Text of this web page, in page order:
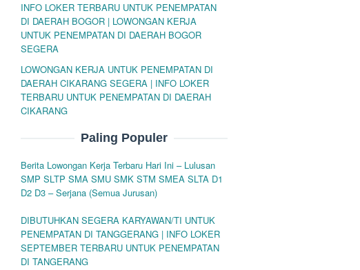
INFO LOKER TERBARU UNTUK PENEMPATAN
DI DAERAH BOGOR | LOWONGAN KERJA
UNTUK PENEMPATAN DI DAERAH BOGOR
SEGERA
LOWONGAN KERJA UNTUK PENEMPATAN DI
DAERAH CIKARANG SEGERA | INFO LOKER
TERBARU UNTUK PENEMPATAN DI DAERAH
CIKARANG
Paling Populer
Berita Lowongan Kerja Terbaru Hari Ini – Lulusan
SMP SLTP SMA SMU SMK STM SMEA SLTA D1
D2 D3 – Serjana (Semua Jurusan)
DIBUTUHKAN SEGERA KARYAWAN/TI UNTUK
PENEMPATAN DI TANGGERANG | INFO LOKER
SEPTEMBER TERBARU UNTUK PENEMPATAN
DI TANGERANG